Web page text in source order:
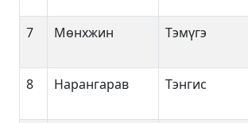
7
Мөнхжин Тэмүгэ
8
Нарангарав Тэнгис